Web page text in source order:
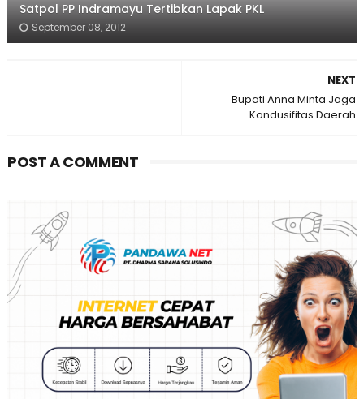
Satpol PP Indramayu Tertibkan Lapak PKL
September 08, 2012
NEXT
Bupati Anna Minta Jaga
Kondusifitas Daerah
POST A COMMENT